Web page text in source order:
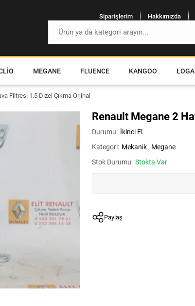
Siparişlerim Hakkımızda
MEGANE FLUENCE KANGOO
Filtresi 1.5 Dizel Çıkma Orjinal
Renault Megane 2
Durumu: İkinci El
Kategori: Mekanik , Megane
Stok Durumu: Stokta Var
Paylaş